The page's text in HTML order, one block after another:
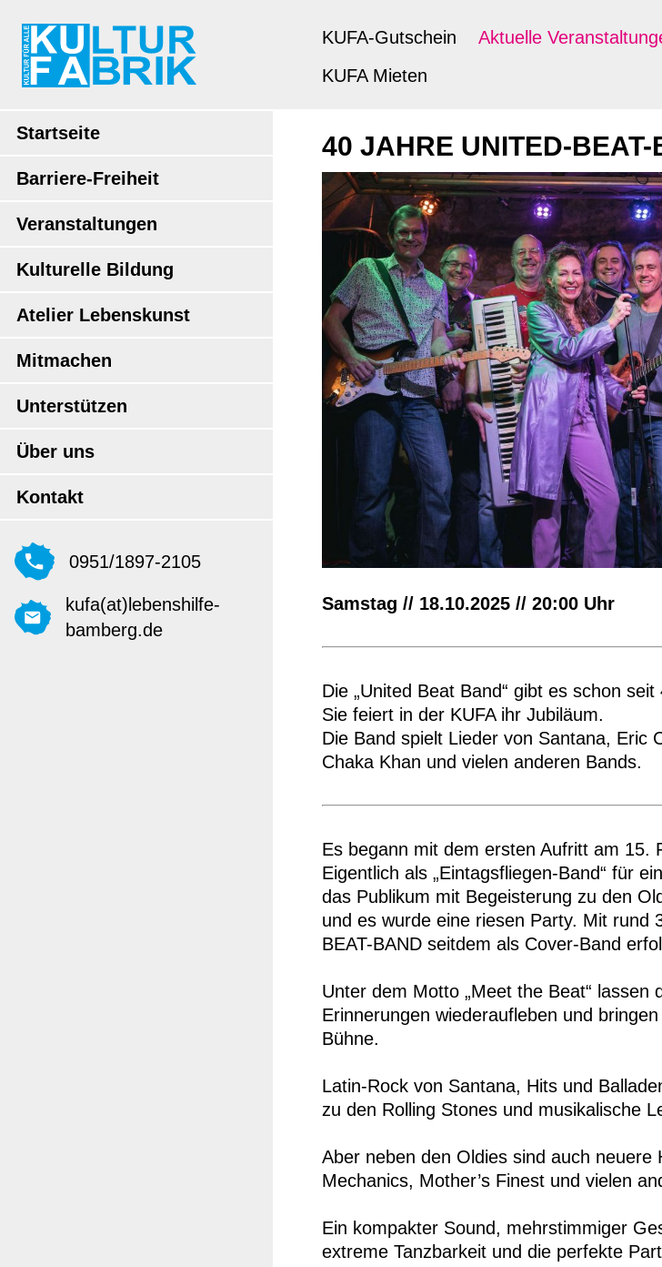
Startseite
Barriere-Freiheit
Veranstaltungen
Kulturelle Bildung
Atelier Lebenskunst
Mitmachen
Unterstützen
Über uns
Kontakt
0951/1897-2105
kufa(at)lebenshilfe-
bamberg.de
KUFA-Gutschein Aktuelle
KUFA Mieten
40 JAHRE UNITED-BEAT-
Samstag // 18.10.2025 // 20:00 Uhr
Die „United Beat Band“ gibt es schon seit
Sie feiert in der KUFA ihr Jubiläum.
Die Band spielt Lieder von Santana, Eric
Chaka Khan und vielen anderen Bands.
Es begann mit dem ersten Aufritt am 15.
Eigentlich als „Eintagsfliegen-Band“ für
das Publikum mit Begeisterung zu den
und es wurde eine riesen Party. Mit rund
BEAT-BAND seitdem als Cover-Band
Unter dem Motto „Meet the Beat“
Erinnerungen wiederaufleben und
Bühne.
Latin-Rock von Santana, Hits und
zu den Rolling Stones und musikalische
Aber neben den Oldies sind auch
Mechanics, Mother’s Finest und vielen
Ein kompakter Sound, mehrstimmiger
extreme Tanzbarkeit und die perfekte